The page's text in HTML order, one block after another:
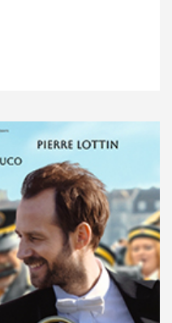
MEKAN
Atlas 1948
Kadıköy Sineması